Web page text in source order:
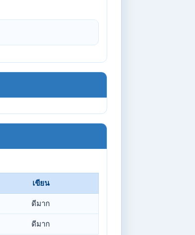
เขียน
ดีมาก
ดีมาก